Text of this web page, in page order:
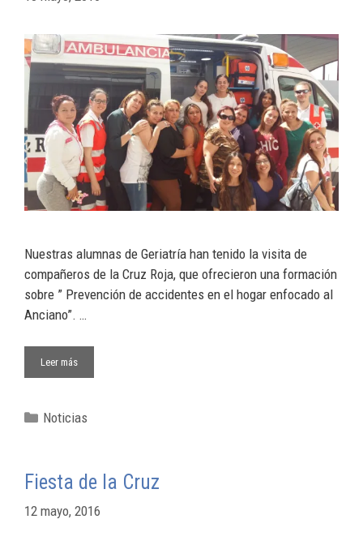
Nuestras alumnas de Geriatría han tenido la visita de
compañeros de la Cruz Roja, que ofrecieron una formación
sobre ” Prevención de accidentes en el hogar enfocado al
Anciano”. …
Leer más
Noticias
Fiesta de la Cruz
12 mayo, 2016